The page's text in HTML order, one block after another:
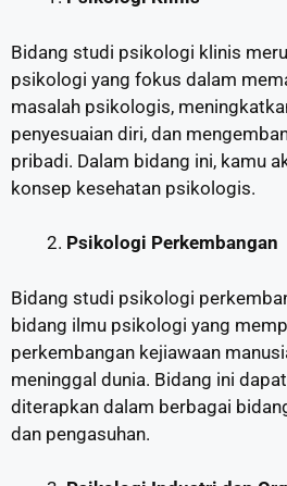
Bidang studi psikologi klinis
psikologi yang fokus dalam
masalah psikologis,
penyesuaian diri, dan
pribadi. Dalam bidang ini, kamu
konsep kesehatan psikologis.
Psikologi Perkembangan
Bidang studi psikologi
bidang ilmu psikologi yang
perkembangan kejiawaan
meninggal dunia. Bidang ini
diterapkan dalam berbagai
dan pengasuhan.